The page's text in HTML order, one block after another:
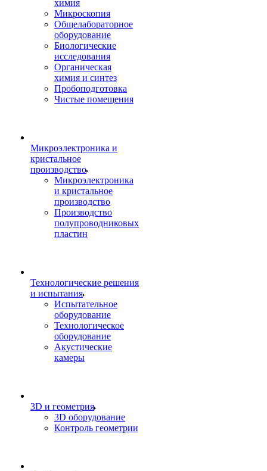
химия
Микроскопия
Общелабораторное
оборудование
Биологические
исследования
Органическая
химия и синтез
Пробоподготовка
Чистые помещения
Микроэлектроника и
кристальное
производство
Микроэлектроника
и кристальное
производство
Производство
полупроводниковых
пластин
Технологические решения
и испытания
Испытательное
оборудование
Технологическое
оборудование
Акустические
камеры
3D и геометрия
3D оборудование
Контроль геометрии